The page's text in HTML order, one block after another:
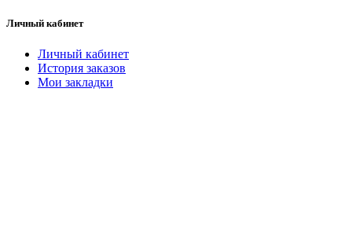
Личный кабинет
Личный кабинет
История заказов
Мои закладки